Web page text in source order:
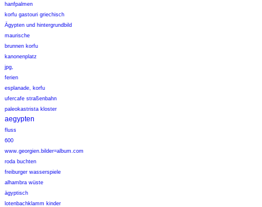
hanfpalmen
korfu gastouri griechisch
Ägypten und hintergrundbild
maurische
brunnen korfu
kanonenplatz
jpg,
ferien
esplanade, korfu
ufercafe straßenbahn
paleokastrista kloster
aegypten
fluss
600
www.georgien.bilder=album.com
roda buchten
freiburger wasserspiele
alhambra wüste
ägyptisch
lotenbachklamm kinder